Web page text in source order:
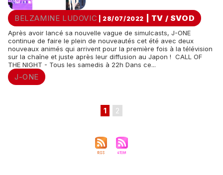
BELZAMINE LUDOVIC | 28/07/2022 TV / SVOD
Après avoir lancé sa nouvelle vague de simulcasts, J-ONE
continue de faire le plein de nouveautés cet été avec deux
nouveaux animés qui arrivent pour la première fois à la télévision
sur la chaîne et juste après leur diffusion au Japon ! CALL OF
THE NIGHT - Tous les samedis à 22h Dans ce...
J-ONE
1 2